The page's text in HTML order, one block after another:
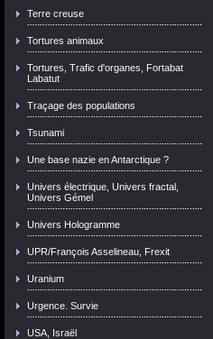
Terre creuse
Tortures animaux
Tortures, Trafic d'organes, Fortabat
Labatut
Traçage des populations
Tsunami
Une base nazie en Antarctique ?
Univers électrique, Univers fractal,
Univers Gémel
Univers Hologramme
UPR/François Asselineau, Frexit
Uranium
Urgence. Survie
USA, Israël